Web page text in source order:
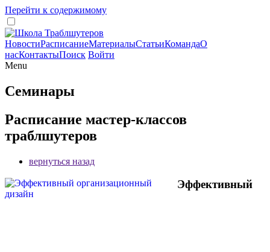
Перейти к содержимому
НовостиРасписаниеМатериалыСтатьиКомандаО
насКонтактыПоиск Войти
Menu
Семинары
Расписание мастер-классов
траблшутеров
вернуться назад
Эффективный